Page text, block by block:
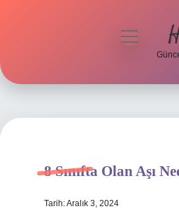
Hakkımızda
menüyü
8 Sınıfta Olan Aşı
Tarih: Aralık 3, 2024